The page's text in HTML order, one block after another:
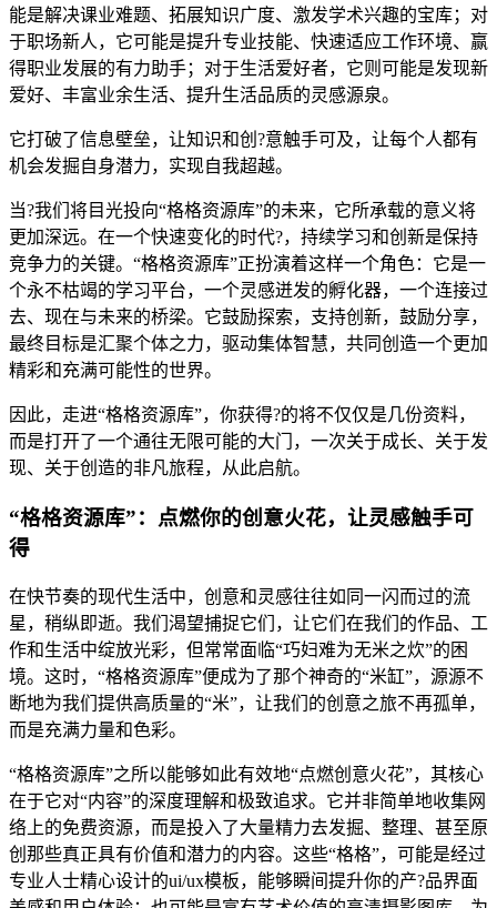
能是解决课业难题、拓展知识广度、激发学术兴趣的宝库；对
于职场新人，它可能是提升专业技能、快速适应工作环境、赢
得职业发展的有力助手；对于生活爱好者，它则可能是发现新
爱好、丰富业余生活、提升生活品质的灵感源泉。
它打破了信息壁垒，让知识和创?意触手可及，让每个人都有
机会发掘自身潜力，实现自我超越。
当?我们将目光投向“格格资源库”的未来，它所承载的意义将
更加深远。在一个快速变化的时代?，持续学习和创新是保持
竞争力的关键。“格格资源库”正扮演着这样一个角色：它是一
个永不枯竭的学习平台，一个灵感迸发的孵化器，一个连接过
去、现在与未来的桥梁。它鼓励探索，支持创新，鼓励分享，
最终目标是汇聚个体之力，驱动集体智慧，共同创造一个更加
精彩和充满可能性的世界。
因此，走进“格格资源库”，你获得?的将不仅仅是几份资料，
而是打开了一个通往无限可能的大门，一次关于成长、关于发
现、关于创造的非凡旅程，从此启航。
“格格资源库”：点燃你的创意火花，让灵感触手可
得
在快节奏的现代生活中，创意和灵感往往如同一闪而过的流
星，稍纵即逝。我们渴望捕捉它们，让它们在我们的作品、工
作和生活中绽放光彩，但常常面临“巧妇难为无米之炊”的困
境。这时，“格格资源库”便成为了那个神奇的“米缸”，源源不
断地为我们提供高质量的“米”，让我们的创意之旅不再孤单，
而是充满力量和色彩。
“格格资源库”之所以能够如此有效地“点燃创意火花”，其核心
在于它对“内容”的深度理解和极致追求。它并非简单地收集网
络上的免费资源，而是投入了大量精力去发掘、整理、甚至原
创那些真正具有价值和潜力的内容。这些“格格”，可能是经过
专业人士精心设计的ui/ux模板，能够瞬间提升你的产?品界面